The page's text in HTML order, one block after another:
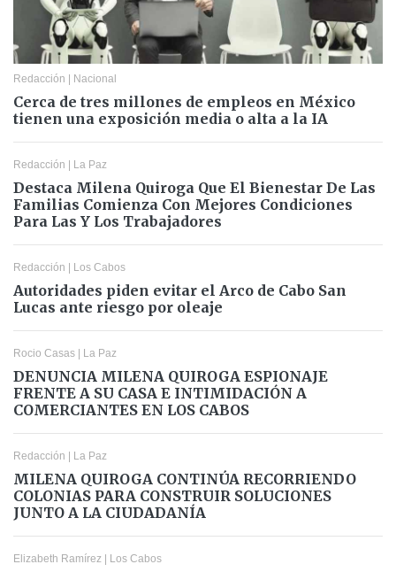
Redacción Nacional
Cerca de tres millones de empleos en México
tienen una exposición media o alta a la IA
Redacción La Paz
Destaca Milena Quiroga Que El Bienestar De Las
Familias Comienza Con Mejores Condiciones
Para Las Y Los Trabajadores
Redacción Los Cabos
Autoridades piden evitar el Arco de Cabo San
Lucas ante riesgo por oleaje
Rocio Casas La Paz
DENUNCIA MILENA QUIROGA ESPIONAJE
FRENTE A SU CASA E INTIMIDACIÓN A
COMERCIANTES EN LOS CABOS
Redacción La Paz
MILENA QUIROGA CONTINÚA RECORRIENDO
COLONIAS PARA CONSTRUIR SOLUCIONES
JUNTO A LA CIUDADANÍA
Elizabeth Ramírez Los Cabos